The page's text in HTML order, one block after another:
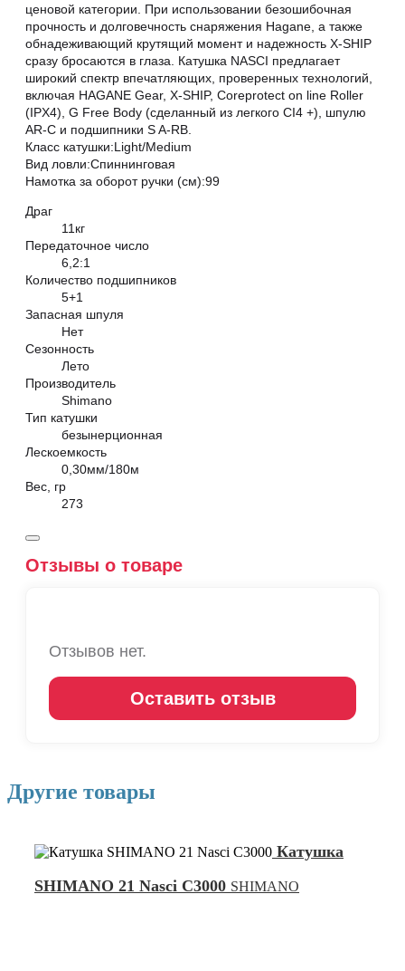
ценовой категории. При использовании безошибочная
прочность и долговечность снаряжения Hagane, а также
обнадеживающий крутящий момент и надежность X-SHIP
сразу бросаются в глаза. Катушка NASCI предлагает
широкий спектр впечатляющих, проверенных технологий,
включая HAGANE Gear, X-SHIP, Coreprotect on line Roller
(IPX4), G Free Body (сделанный из легкого CI4 +), шпулю
AR-C и подшипники S A-RB.
Класс катушки:Light/Medium
Вид ловли:Спиннинговая
Намотка за оборот ручки (см):99
Драг
11кг
Передаточное число
6,2:1
Количество подшипников
5+1
Запасная шпуля
Нет
Сезонность
Лето
Производитель
Shimano
Тип катушки
безынерционная
Лескоемкость
0,30мм/180м
Вес, гр
273
Отзывы о товаре
Отзывов нет.
Оставить отзыв
Другие товары
Катушка
SHIMANO 21 Nasci C3000 SHIMANO